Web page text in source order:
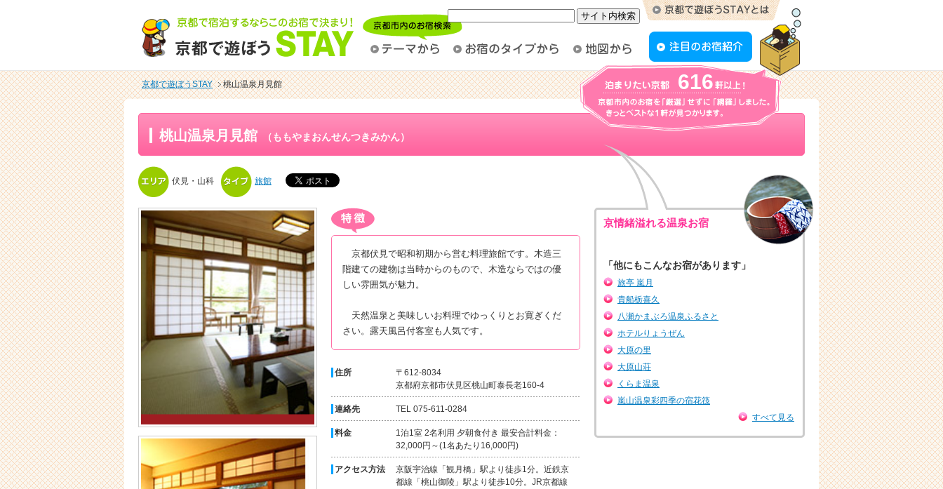
616
京都で遊ぼうSTAY 桃山温泉月見館
桃山温泉月見館 （ももやまおんせんつきみかん）
伏見・山科 旅館
京都伏見で昭和初期から営む料理旅館です。木造三
階建ての建物は当時からのもので、木造ならではの優
しい雰囲気が魅力。
天然温泉と美味しいお料理でゆっくりとお寛ぎくだ
さい。露天風呂付客室も人気です。
住所
〒612-8034
京都府京都市伏見区桃山町泰長老160-4
連絡先 TEL 075-611-0284
料金
1泊1室 2名利用 夕朝食付き 最安合計料金：
32,000円～(1名あたり16,000円)
アクセス方法
京阪宇治線「観月橋」駅より徒歩1分。近鉄京
都線「桃山御陵」駅より徒歩10分。JR京都線
京情緒溢れる温泉お宿
「他にもこんなお宿があります」
旅亭 嵐月
貴船栃喜久
八瀬かまぶろ温泉ふるさと
ホテルりょうぜん
大原の里
大原山荘
くらま温泉
嵐山温泉彩四季の宿花筏
すべて見る